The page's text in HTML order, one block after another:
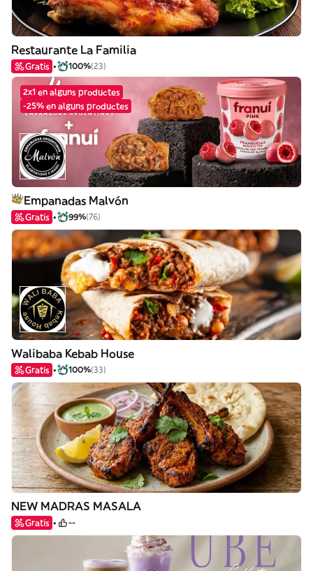
Restaurante La Familia
Gratis 100%(23)
2x1 en alguns productes
-25% en alguns productes
Empanadas Malvón
Gratis 99%(76)
Walibaba Kebab House
Gratis 100%(33)
NEW MADRAS MASALA
Gratis --